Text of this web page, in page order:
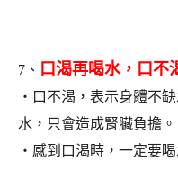
7、 口渴再喝水，口不
‧口不渴，表示身體不
水，只會造成腎臟負擔。
‧感到口渴時，一定要